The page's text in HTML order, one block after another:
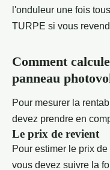
l'onduleur une fois
TURPE si vous
Comment
panneau
Pour mesurer la
devez prendre en
Le prix de revient
Pour estimer le prix
vous devez suivre la